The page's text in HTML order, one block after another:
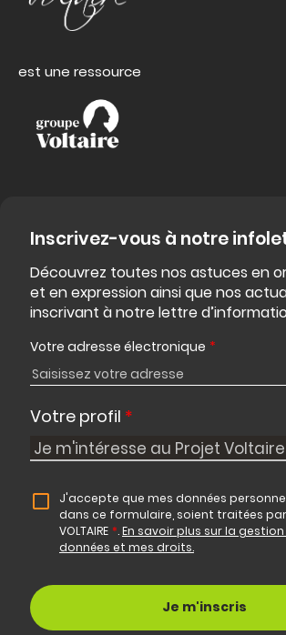
est une ressource
Inscrivez-vous à notre
Découvrez toutes nos astuces en
et en expression ainsi que nos
inscrivant à notre lettre
Votre adresse électronique *
Votre profil *
J'accepte que mes données
dans ce formulaire, soient traitées
VOLTAIRE *.En savoir plus sur la
données et mes droits.